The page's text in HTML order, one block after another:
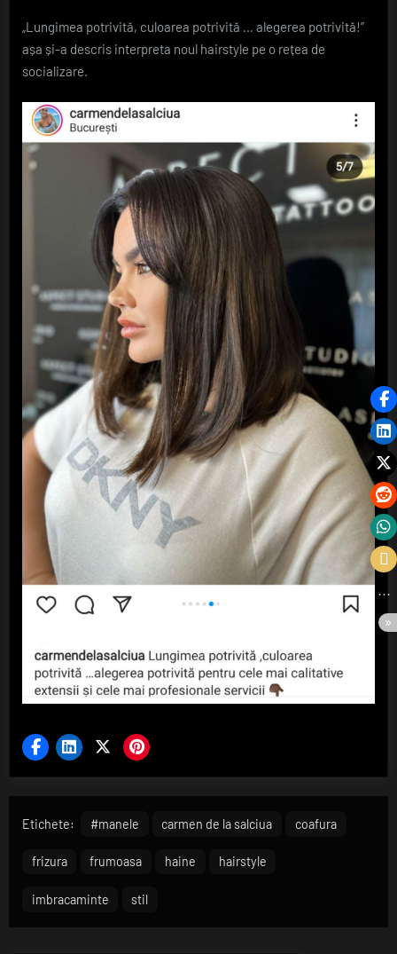
muzică
de
„Lungimea potrivită, culoarea potrivită … alegerea potrivită!”
așa și-a descris interpreta noul hairstyle pe o rețea de
socializare.
Etichete: #manele carmen de la salciua coafura
frizura frumoasa haine hairstyle
imbracaminte stil